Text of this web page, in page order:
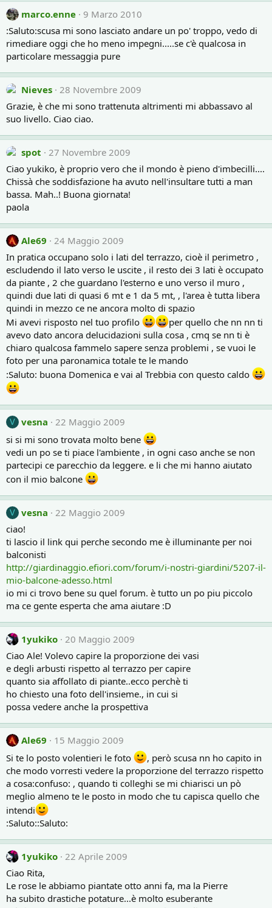
marco.enne
9 Marzo 2010
:Saluto:scusa mi sono lasciato andare un po' troppo, vedo di
rimediare oggi che ho meno impegni.....se c'è qualcosa in
particolare messaggia pure
Nieves 28 Novembre 2009
Grazie, è che mi sono trattenuta altrimenti mi abbassavo al
suo livello. Ciao ciao.
spot
27 Novembre 2009
Ciao yukiko, è proprio vero che il mondo è pieno d'imbecilli....
Chissà che soddisfazione ha avuto nell'insultare tutti a man
bassa. Mah..! Buona giornata!
paola
Ale69
24 Maggio 2009
In pratica occupano solo i lati del terrazzo, cioè il perimetro ,
escludendo il lato verso le uscite , il resto dei 3 lati è occupato
da piante , 2 che guardano l'esterno e uno verso il muro ,
quindi due lati di quasi 6 mt e 1 da 5 mt, , l'area è tutta libera
quindi in mezzo ce ne ancora molto di spazio
Mi avevi risposto nel tuo profilo
per quello che nn nn ti
avevo dato ancora delucidazioni sulla cosa , cmq se nn ti è
chiaro qualcosa fammelo sapere senza problemi , se vuoi le
foto per una paronamica totale te le mando
:Saluto: buona Domenica e vai al Trebbia con questo caldo
V vesna
22 Maggio 2009
si si mi sono trovata molto bene
vedi un po se ti piace l'ambiente , in ogni caso anche se non
partecipi ce parecchio da leggere. e li che mi hanno aiutato
con il mio balcone
V vesna
22 Maggio 2009
ciao!
ti lascio il link qui perche secondo me è illuminante per noi
balconisti
http://giardinaggio.efiori.com/forum/i-nostri-giardini/5207-il-
mio-balcone-adesso.html
io mi ci trovo bene su quel forum. è tutto un po piu piccolo
ma ce gente esperta che ama aiutare :D
1yukiko 20 Maggio 2009
Ciao Ale! Volevo capire la proporzione dei vasi
e degli arbusti rispetto al terrazzo per capire
quanto sia affollato di piante..ecco perchè ti
ho chiesto una foto dell'insieme., in cui si
possa vedere anche la prospettiva
Ale69
15 Maggio 2009
Si te lo posto volentieri le foto
, però scusa nn ho capito in
che modo vorresti vedere la proporzione del terrazzo rispetto
a cosa:confuso: , quando ti colleghi se mi chiarisci un pò
meglio almeno te le posto in modo che tu capisca quello che
intendi
:Saluto::Saluto:
1yukiko 22 Aprile 2009
Ciao Rita,
Le rose le abbiamo piantate otto anni fa, ma la Pierre
ha subito drastiche potature...è molto esuberante